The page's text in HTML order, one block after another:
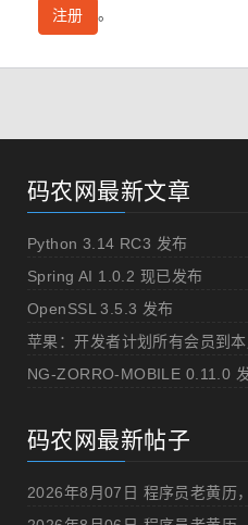
注册 。
码农网最新文章
Python 3.14 RC3 发布
Spring AI 1.0.2 现已发布
OpenSSL 3.5.3 发布
苹果：开发者计划所有会员到
码农网最新帖子